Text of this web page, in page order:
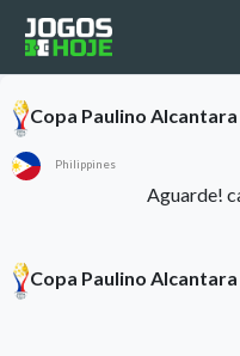
Copa Paulino Alcantara
Philippines
Aguarde!
Copa Paulino Alcantara